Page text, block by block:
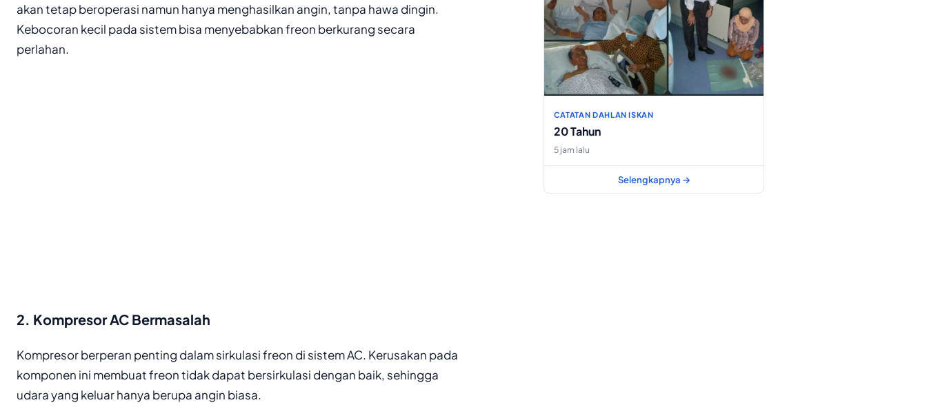
akan tetap beroperasi namun hanya menghasilkan angin, tanpa hawa dingin.
Kebocoran kecil pada sistem bisa menyebabkan freon berkurang secara
perlahan.
2. Kompresor AC Bermasalah
Kompresor berperan penting dalam sirkulasi freon di sistem AC. Kerusakan pada
komponen ini membuat freon tidak dapat bersirkulasi dengan baik, sehingga
udara yang keluar hanya berupa angin biasa.
CATATAN DAHLAN ISKAN
20 Tahun
5 jam lalu
Selengkapnya →